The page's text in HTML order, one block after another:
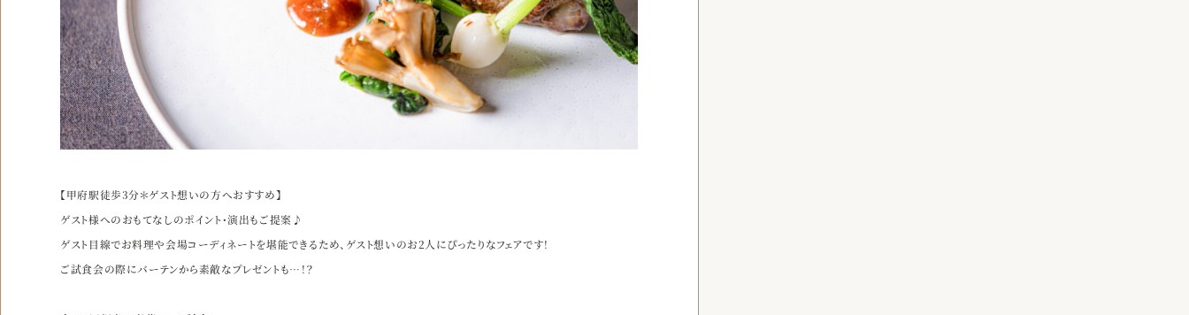
【甲府駅徒歩3分＊ゲスト想いの方へおすすめ】
ゲスト様へのおもてなしのポイント・演出もご提案♪
ゲスト目線でお料理や会場コーディネートを堪能できるため、ゲスト想いのお2人にぴったりなフェアです！
ご試食会の際にバーテンから素敵なプレゼントも…！？